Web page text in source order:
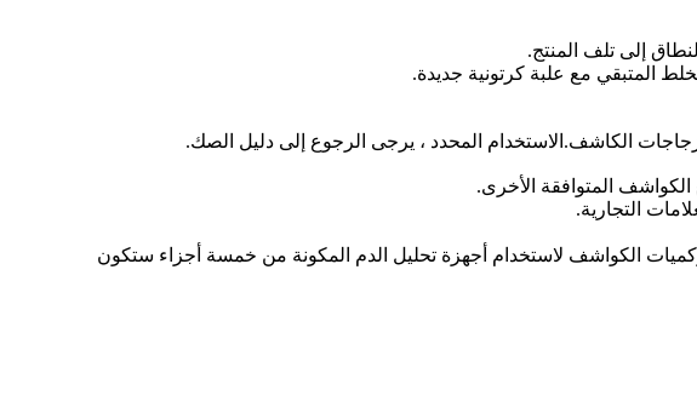
الكاشف.الاستخدام المحدد ، يرجى الرجوع إلى دليل الصك.
المتوافقة الأخرى.
التجارية.
الكواشف لاستخدام أجهزة تحليل الدم المكونة من خمسة أجزاء ستكون